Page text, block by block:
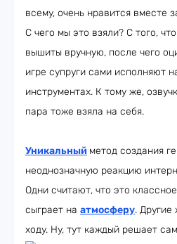
всему, очень нравится вместе
С чего мы это взяли? С того,
вышиты вручную, после чего
игре супруги сами исполняют
инструментах. К тому же,
пара тоже взяла на себя.
Уникальный метод создания
неоднозначную реакцию
Одни считают, что это
сыграет на атмосферу.
ходу. Ну, тут каждый решает